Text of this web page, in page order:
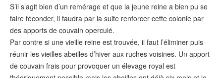
S’il s’agit bien d’un remérage et que la jeune reine a bien pu se
faire féconder, il faudra par la suite renforcer cette colonie par
des apports de couvain operculé.
Par contre si une vieille reine est trouvée, il faut l’éliminer puis
réunir les vieilles abeilles d’hiver aux ruches voisines. Un apport
de couvain frais pour provoquer un élevage royal est